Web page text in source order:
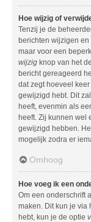
Hoe wijzig of
Tenzij je de
berichten wijzigen
maar voor een
wijzig knop van het
bericht gereageerd
dat zegt hoeveel
gewijzigd hebt. Dit
heeft, evenmin als
heeft. Zij kunnen wel
gewijzigd hebben.
mogelijk zodra er
Omhoog
Hoe voeg ik een
Om een onderschrift
maken. Dit kun je via
hebt, kun je de optie